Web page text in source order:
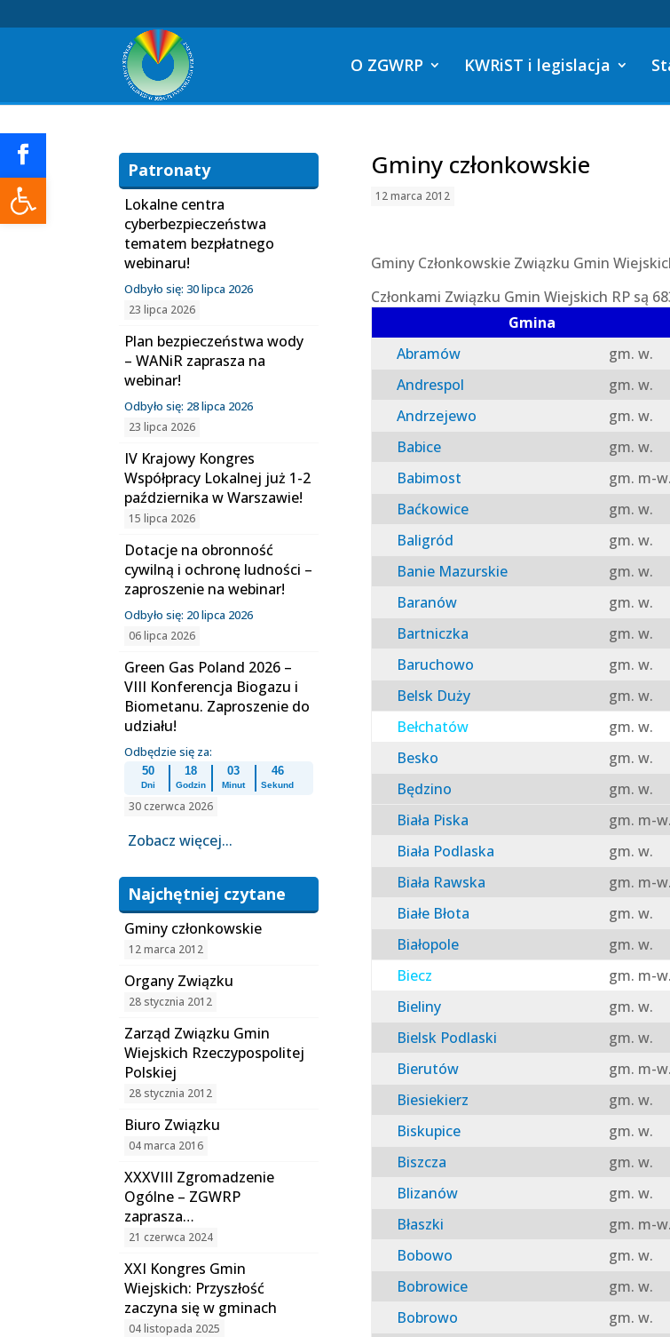
Otwórz pasek narzędzi
O ZGWRP KWRiST i legislacja
Gminy członkowskie
12 marca 2012
Gminy Członkowskie Związku Gmin
Członkami Związku Gmin Wiejskich RP są
Gmina
Abramów
gm. w.
Andrespol
gm. w.
Andrzejewo
gm. w.
Babice
gm. w.
Babimost
gm. m-w.
Baćkowice
gm. w.
Baligród
gm. w.
Banie Mazurskie
gm. w.
Baranów
gm. w.
Bartniczka
gm. w.
Baruchowo
gm. w.
Belsk Duży
gm. w.
Bełchatów
gm. w.
Besko
gm. w.
Będzino
gm. w.
Biała Piska
gm. m-w.
Biała Podlaska
gm. w.
Biała Rawska
gm. m-w.
Białe Błota
gm. w.
Białopole
gm. w.
Biecz
gm. m-w.
Bieliny
gm. w.
Bielsk Podlaski
gm. w.
Bierutów
gm. m-w.
Biesiekierz
gm. w.
Biskupice
gm. w.
Biszcza
gm. w.
Blizanów
gm. w.
Błaszki
gm. m-w.
Bobowo
gm. w.
Bobrowice
gm. w.
Bobrowo
gm. w.
Patronaty
Lokalne centra
cyberbezpieczeństwa
tematem bezpłatnego
webinaru!
Odbyło się: 30 lipca 2026
23 lipca 2026
Plan bezpieczeństwa wody
– WANiR zaprasza na
webinar!
Odbyło się: 28 lipca 2026
23 lipca 2026
IV Krajowy Kongres
Współpracy Lokalnej już 1-2
października w Warszawie!
15 lipca 2026
Dotacje na obronność
cywilną i ochronę ludności –
zaproszenie na webinar!
Odbyło się: 20 lipca 2026
06 lipca 2026
Green Gas Poland 2026 –
VIII Konferencja Biogazu i
Biometanu. Zaproszenie do
udziału!
Odbędzie się za:
50
Dni
18
Godzin
03
Minut
45
Sekund
30 czerwca 2026
Zobacz więcej...
Najchętniej czytane
Gminy członkowskie
12 marca 2012
Organy Związku
28 stycznia 2012
Zarząd Związku Gmin
Wiejskich Rzeczypospolitej
Polskiej
28 stycznia 2012
Biuro Związku
04 marca 2016
XXXVIII Zgromadzenie
Ogólne – ZGWRP
zaprasza…
21 czerwca 2024
XXI Kongres Gmin
Wiejskich: Przyszłość
zaczyna się w gminach
04 listopada 2025